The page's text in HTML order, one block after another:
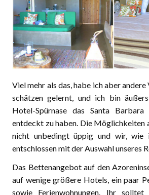
Viel mehr als das, habe ich aber
schätzen gelernt, und ich bin
Hotel-Spürnase das Santa
entdeckt zu haben. Die Möglichkeiten
nicht unbedingt üppig und wir, wie
entschlossen mit der Auswahl unseres
Das Bettenangebot auf den
auf wenige größere Hotels, ein paar
sowie Ferienwohnungen. Ihr